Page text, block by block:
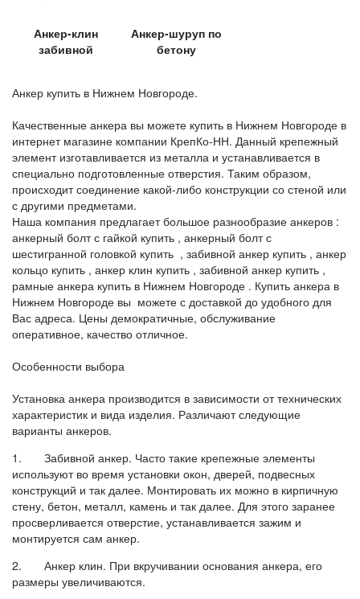
Анкер-клин
забивной
Анкер-шуруп по
бетону
Анкер купить в Нижнем Новгороде.
Качественные анкера вы можете купить в Нижнем Новгороде в
интернет магазине компании КрепКо-НН. Данный крепежный
элемент изготавливается из металла и устанавливается в
специально подготовленные отверстия. Таким образом,
происходит соединение какой-либо конструкции со стеной или
с другими предметами.
Наша компания предлагает большое разнообразие анкеров :
анкерный болт с гайкой купить , анкерный болт с
шестигранной головкой купить , забивной анкер купить , анкер
кольцо купить , анкер клин купить , забивной анкер купить ,
рамные анкера купить в Нижнем Новгороде . Купить анкера в
Нижнем Новгороде вы можете с доставкой до удобного для
Вас адреса. Цены демократичные, обслуживание
оперативное, качество отличное.
Особенности выбора
Установка анкера производится в зависимости от технических
характеристик и вида изделия. Различают следующие
варианты анкеров.
1. Забивной анкер. Часто такие крепежные элементы
используют во время установки окон, дверей, подвесных
конструкций и так далее. Монтировать их можно в кирпичную
стену, бетон, металл, камень и так далее. Для этого заранее
просверливается отверстие, устанавливается зажим и
монтируется сам анкер.
2. Анкер клин. При вкручивании основания анкера, его
размеры увеличиваются.